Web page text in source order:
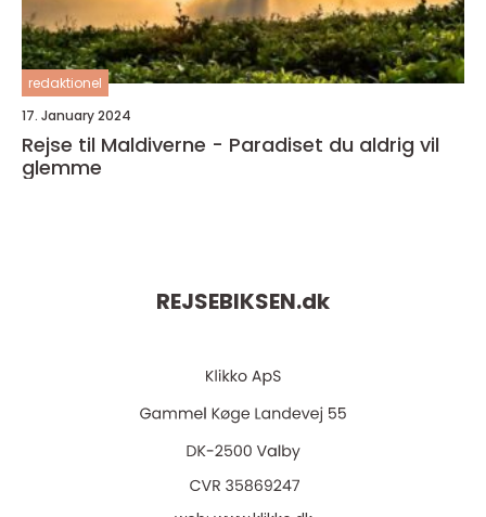
redaktionel
17. January 2024
Rejse til Maldiverne - Paradiset du aldrig vil
glemme
REJSEBIKSEN.dk